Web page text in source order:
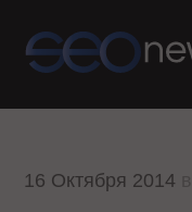
16 Октября 2014